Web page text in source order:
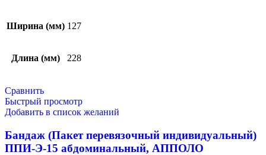
Ширина (мм) 127
Длина (мм) 228
Сравнить
Быстрый просмотр
Добавить в список желаний
Бандаж (Пакет перевязочный индивидуальный)
ППИ-Э-15 абдоминальный, АППОЛО